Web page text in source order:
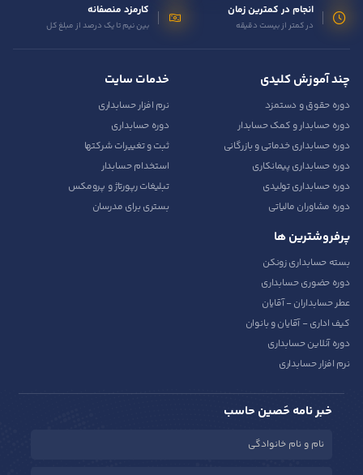
انجام در کمترین زمان
در کمتر از بیست دقیقه
کارمزد منصفانه
بین نیم تا یک درصد از مبلغ کل
چند آموزش کلیدی
دوره حقوق و دستمزد
دوره حسابدار و کمک حسابدار
دوره حسابداری خدماتی و بازرگانی
دوره حسابداری پیمانکاری
دوره حسابداری تولیدی
دوره مشاوران مالیاتی
خدمات سایت
نرم افزار حسابداری
دوره حسابداری
ثبت و تغییرات شرکتها
استخدام حسابدار
تبلیغات رپورتاژ و پرومکس
بستری برای مدرسان
پرفروشترین ها
بسته حسابداری زونکن
دوره حضوری حسابداری
عطر حسابداران - آقایان
کیف اداری - آقایان و بانوان
دوره آنلاین حسابداری
نرم افزار حسابداری
خبر نامه حَصین حاسب